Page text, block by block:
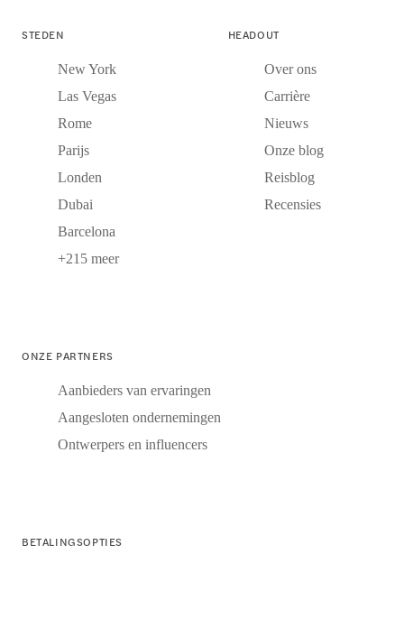
STEDEN
New York
Las Vegas
Rome
Parijs
Londen
Dubai
Barcelona
+215 meer
HEADOUT
Over ons
Carrière
Nieuws
Onze blog
Reisblog
Recensies
ONZE PARTNERS
Aanbieders van ervaringen
Aangesloten ondernemingen
Ontwerpers en influencers
BETALINGSOPTIES